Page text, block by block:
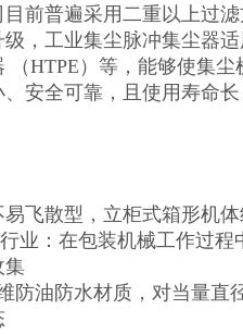
前普遍采用二重以上过
，工业集尘脉冲集尘器
HTPE）等，能够使集
安全可靠，且使用寿命长
飞散型，立柜式箱形机
业：在包装机械工作过
集
油防水材质，对当量直